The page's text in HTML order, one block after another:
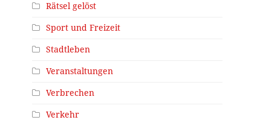
Rätsel gelöst
Sport und Freizeit
Stadtleben
Veranstaltungen
Verbrechen
Verkehr